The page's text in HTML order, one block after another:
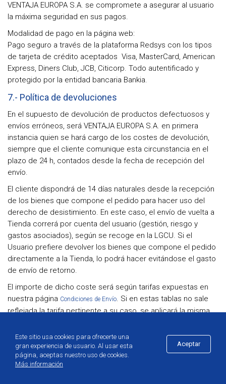
Este sitio usa cookies para ofrecerte una
gran experiencia de usuario. Al usar esta
página, aceptas nuestro uso de cookies.
Más información
Aceptar
VENTAJA EUROPA S.A. se compromete a asegurar al usuario
la máxima seguridad en sus pagos.
Modalidad de pago en la página web:
Pago seguro a través de la plataforma Redsys con los tipos
de tarjeta de crédito aceptados Visa, MasterCard, American
Express, Diners Club, JCB, Citicorp. Todo autentificado y
protegido por la entidad bancaria Bankia.
7.- Política de devoluciones
En el supuesto de devolución de productos defectuosos y
envíos erróneos, será VENTAJA EUROPA S.A. en primera
instancia quien se hará cargo de los costes de devolución,
siempre que el cliente comunique esta circunstancia en el
plazo de 24 h, contados desde la fecha de recepción del
envío.
El cliente dispondrá de 14 días naturales desde la recepción
de los bienes que compone el pedido para hacer uso del
derecho de desistimiento. En este caso, el envío de vuelta a
Tienda correrá por cuenta del usuario (gestión, riesgo y
gastos asociados), según se recoge en la LGCU. Si el
Usuario prefiere devolver los bienes que compone el pedido
directamente a la Tienda, lo podrá hacer evitándose el gasto
de envío de retorno.
El importe de dicho coste será según tarifas expuestas en
nuestra página Condiciones de Envío. Si en estas tablas no sale
reflejada la tarifa pertinente a su caso, se aplicará la misma
Para que el usuario pueda ejercer su derecho de
desistimiento, deberá notificar su decisión de desistir
mediante una declaración inequívoca. Se pondrá a